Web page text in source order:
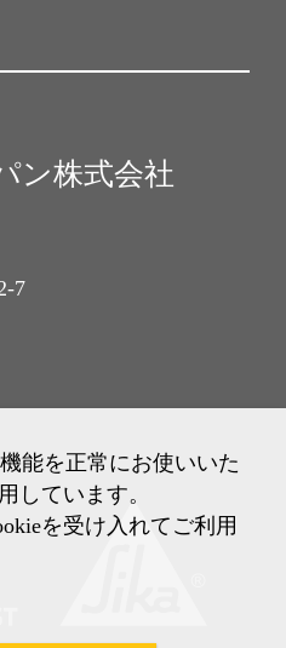
ン株式会社
7
能を正常にお使いいた
しています。
を受け入れてご利用